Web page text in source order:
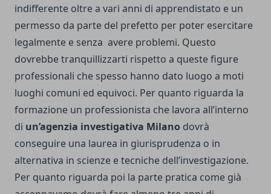
indifferente oltre a vari anni di apprendistato e un
permesso da parte del prefetto per poter esercitare
legalmente e senza avere problemi. Questo
dovrebbe tranquillizzarti rispetto a queste figure
professionali che spesso hanno dato luogo a moti
luoghi comuni ed equivoci. Per quanto riguarda la
formazione un professionista che lavora all’interno
di un’agenzia investigativa Milano dovrà
conseguire una laurea in giurisprudenza o in
alternativa in scienze e tecniche dell’investigazione.
Per quanto riguarda poi la parte pratica come già